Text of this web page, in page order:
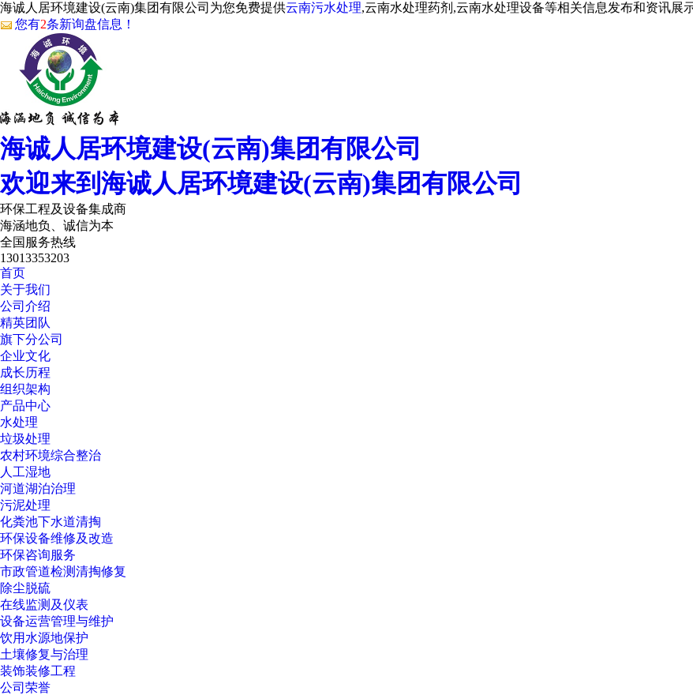
海诚人居环境建设(云南)集团有限公司为您免费提供云南污水处理,云南水处理药剂,云南水处理设备等相关信息发布和资讯展
您有2条新询盘信息！
海诚人居环境建设(云南)集团有限公司
欢迎来到海诚人居环境建设(云南)集团有限公司
环保工程及设备集成商
海涵地负、诚信为本
全国服务热线
13013353203
首页
关于我们
公司介绍
精英团队
旗下分公司
企业文化
成长历程
组织架构
产品中心
水处理
垃圾处理
农村环境综合整治
人工湿地
河道湖泊治理
污泥处理
化粪池下水道清掏
环保设备维修及改造
环保咨询服务
市政管道检测清掏修复
除尘脱硫
在线监测及仪表
设备运营管理与维护
饮用水源地保护
土壤修复与治理
装饰装修工程
公司荣誉